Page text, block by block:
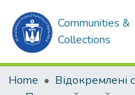
Communities &
Collections
Home